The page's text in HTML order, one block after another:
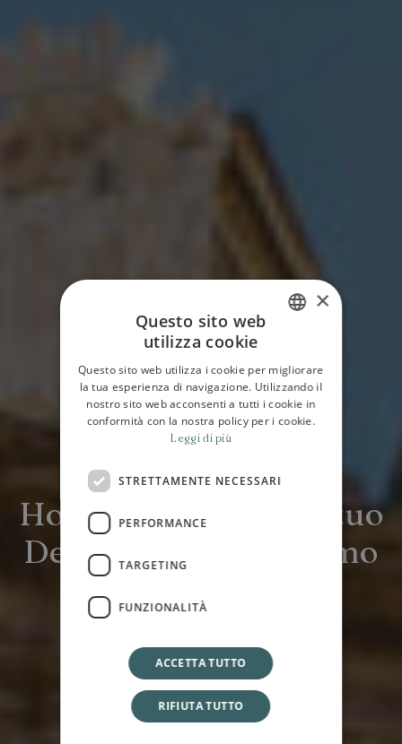
Hotel Plaza Opéra: il tuo
Hotel Plaza Opéra: il tuo
Design Hotel a Palermo
ENGLISH
×
Questo sito web
utilizza cookie
Questo sito web utilizza i cookie per migliorare
la tua esperienza di navigazione. Utilizzando il
nostro sito web acconsenti a tutti i cookie in
conformità con la nostra policy per i cookie.
Leggi di più
STRETTAMENTE NECESSARI
PERFORMANCE
TARGETING
FUNZIONALITÀ
ACCETTA TUTTO
RIFIUTA TUTTO